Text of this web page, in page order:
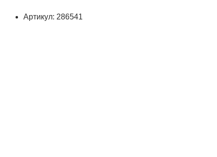
Артикул: 286541